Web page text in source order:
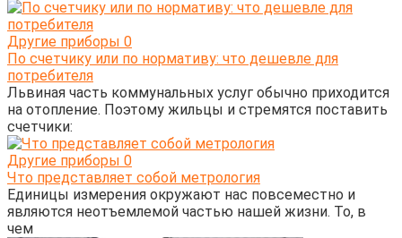
Другие приборы 0
По счетчику или по нормативу: что дешевле для
потребителя
Львиная часть коммунальных услуг обычно приходится
на отопление. Поэтому жильцы и стремятся поставить
счетчики:
Другие приборы 0
Что представляет собой метрология
Единицы измерения окружают нас повсеместно и
являются неотъемлемой частью нашей жизни. То, в
чем